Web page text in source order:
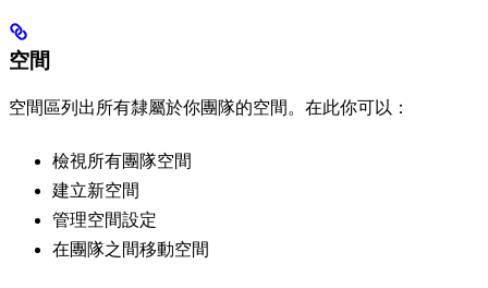
空間
空間區列出所有隸屬於你團隊的空間。在此你可以：
檢視所有團隊空間
建立新空間
管理空間設定
在團隊之間移動空間